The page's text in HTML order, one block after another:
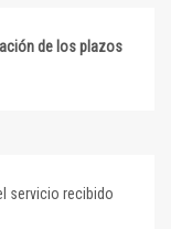
de los plazos
servicio recibido